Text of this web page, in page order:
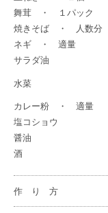
舞茸 ・ １パック
焼きそば ・ 人数分
ネギ ・ 適量
サラダ油
水菜
カレー粉 ・ 適量
塩コショウ
醤油
酒
作 り 方